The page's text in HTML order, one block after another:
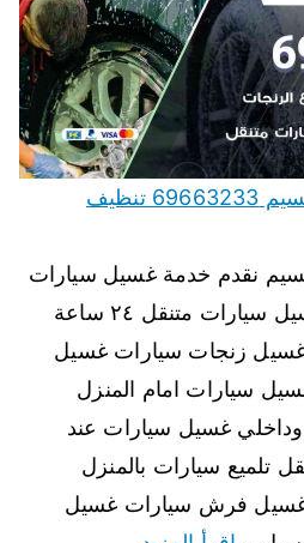
غسيل سيارات متنقل النسيم 69663233 تنظيف
نقدم خدمة غسيل سيارات
غسيل سيارات بالمنزلغسيل سيارات متنقل ٢٤ ساعة
زنجات سيارات غسيل
سيارات امام المنزل
غسيل سيارات عند
تلميع سيارات بالمنزل
غسيل فرش سيارات غسيل